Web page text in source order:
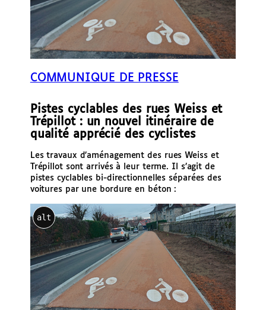
COMMUNIQUE DE PRESSE
Pistes cyclables des rues Weiss et
Trépillot : un nouvel itinéraire de
qualité apprécié des cyclistes
Les travaux d’aménagement des rues Weiss et
Trépillot sont arrivés à leur terme. Il s’agit de
pistes cyclables bi-directionnelles séparées des
voitures par une bordure en béton :
alt